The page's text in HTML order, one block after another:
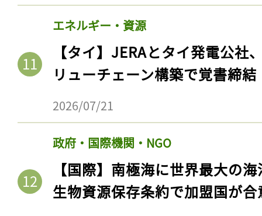
エネルギー・資源
【タイ】JERAとタイ発電公社
リューチェーン構築で覚書締結
2026/07/21
政府・国際機関・NGO
【国際】南極海に世界最大の
生物資源保存条約で加盟国が合